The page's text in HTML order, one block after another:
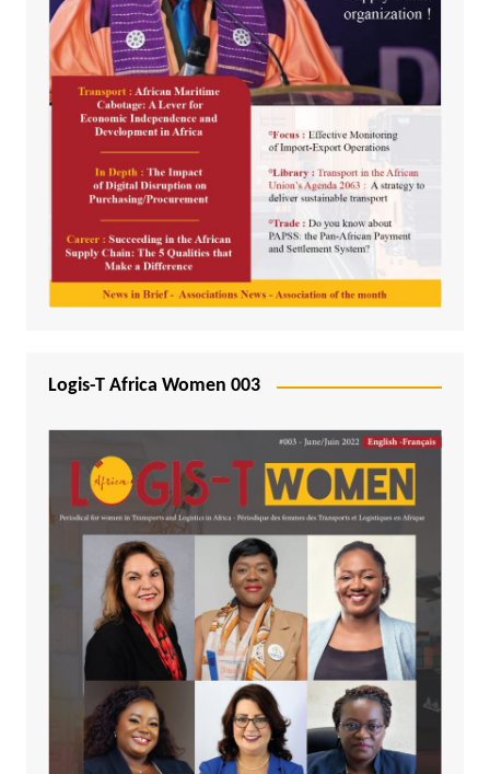
Logis-T Africa Women 003